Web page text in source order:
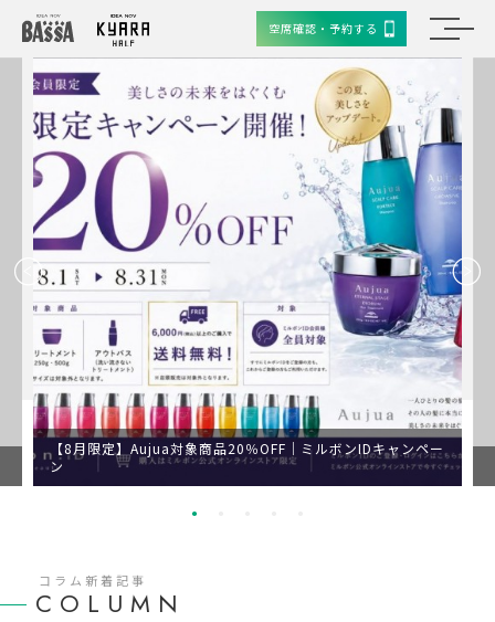
空席確認・予約する
【8月限定】Aujua対象商品20％OFF｜ミルボンIDキャンペー
ン
COLUMN
コラム新着記事